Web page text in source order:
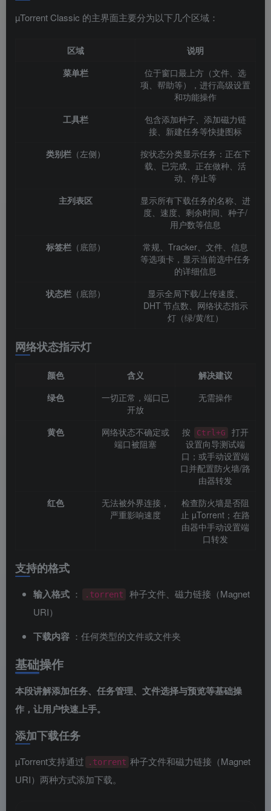
µTorrent Classic 的主界面主要分为以下几个区域：
区域
说明
菜单栏
位于窗口最上方（文件、选
项、帮助等），进行高级设置
和功能操作
工具栏
包含添加种子、添加磁力链
接、新建任务等快捷图标
类别栏（左侧）
按状态分类显示任务：正在下
载、已完成、正在做种、活
动、停止等
主列表区
显示所有下载任务的名称、进
度、速度、剩余时间、种子/
用户数等信息
标签栏（底部）
常规、Tracker、文件、信息
等选项卡，显示当前选中任务
的详细信息
状态栏（底部）
显示全局下载/上传速度、
DHT 节点数、网络状态指示
灯（绿/黄/红）
网络状态指示灯
颜色 含义
解决建议
绿色
一切正常，端口已
开放
无需操作
黄色
网络状态不确定或
端口被阻塞
按 Ctrl+G
打开
设置向导测试端
口；或手动设置端
口并配置防火墙/路
由器转发
红色
无法被外界连接，
严重影响速度
检查防火墙是否阻
止 µTorrent；在路
由器中手动设置端
口转发
支持的格式
输入格式 ： .torrent
种子文件、磁力链接（Magnet
URI）
下载内容 ：任何类型的文件或文件夹
基础操作
本段讲解添加任务、任务管理、文件选择与预览等基础操
作，让用户快速上手。
添加下载任务
µTorrent支持通过 .torrent 种子文件和磁力链接（Magnet
URI）两种方式添加下载。